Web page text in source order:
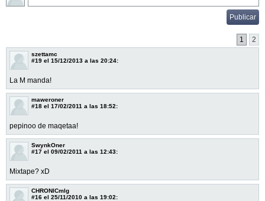
1 2
szettamc
#19 el 15/12/2013 a las 20:24:
La M manda!
maweroner
#18 el 17/02/2011 a las 18:52:
pepinoo de maqetaa!
SwynkOner
#17 el 09/02/2011 a las 12:43:
Mixtape? xD
CHRONICmlg
#16 el 25/11/2010 a las 19:02: